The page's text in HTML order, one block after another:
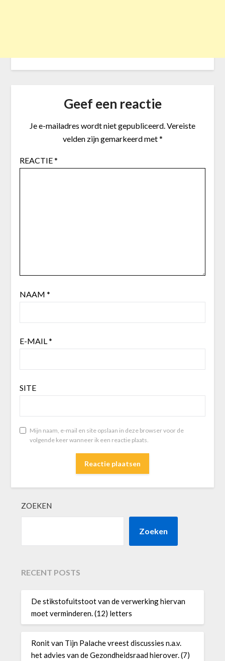
Geef een reactie
Je e-mailadres wordt niet gepubliceerd.Vereiste
velden zijn gemarkeerd met*
REACTIE*
NAAM *
E-MAIL*
SITE
Mijn naam, e-mail en site opslaan in deze browser voor de
volgende keer wanneer ik een reactie plaats.
ZOEKEN
Zoeken
RECENT POSTS
De stikstofuitstoot van de verwerking hiervan
moet verminderen. (12) letters
Ronit van Tijn Palache vreest discussies n.a.v.
het advies van de Gezondheidsraad hierover. (7)